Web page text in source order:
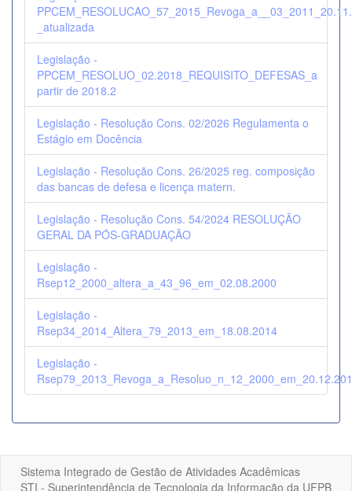
_atualizada
Legislação -
PPCEM_RESOLUO_02.2018_REQUISITO_DEFESAS_a
partir de 2018.2
Legislação - Resolução Cons. 02/2026 Regulamenta o
Estágio em Docência
Legislação - Resolução Cons. 26/2025 reg. composição
das bancas de defesa e licença matern.
Legislação - Resolução Cons. 54/2024 RESOLUÇÃO
GERAL DA PÓS-GRADUAÇÃO
Legislação -
Rsep12_2000_altera_a_43_96_em_02.08.2000
Legislação -
Rsep34_2014_Altera_79_2013_em_18.08.2014
Legislação -
Sistema Integrado de Gestão de Atividades Acadêmicas
STI - Superintendência de Tecnologia da Informação da UFPB